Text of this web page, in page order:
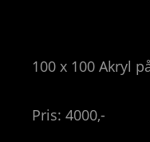
100 x 100 Akryl
Pris: 4000,-